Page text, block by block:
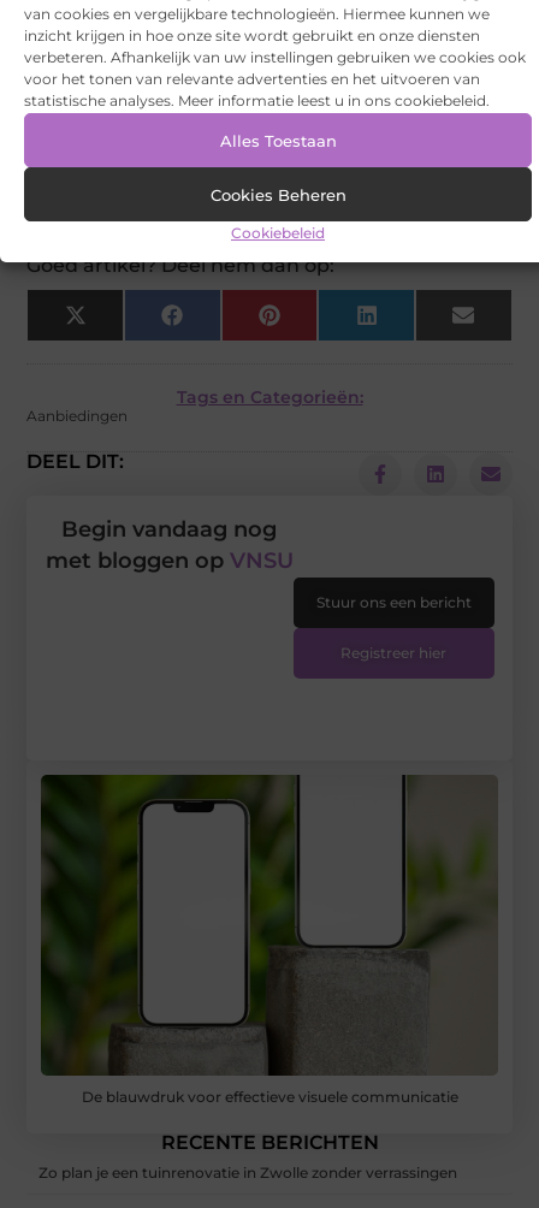
van cookies en vergelijkbare technologieën. Hiermee kunnen we
inzicht krijgen in hoe onze site wordt gebruikt en onze diensten
verbeteren. Afhankelijk van uw instellingen gebruiken we cookies ook
voor het tonen van relevante advertenties en het uitvoeren van
statistische analyses. Meer informatie leest u in ons cookiebeleid.
Alles Toestaan
Cookies Beheren
Cookiebeleid
Welke rol speelt gevelreclame in branding? ▼
Hoe werkt voertuigbelettering als
marketing?
▼
Goed artikel? Deel hem dan op:
X
(Twitter)
Facebook Pinterest LinkedIn Email
Tags en Categorieën:
Aanbiedingen
DEEL DIT:
De blauwdruk voor effectieve visuele communicatie
RECENTE BERICHTEN
Zo plan je een tuinrenovatie in Zwolle zonder verrassingen
Begin vandaag nog
met bloggen op VNSU
Stuur ons een bericht
Registreer hier